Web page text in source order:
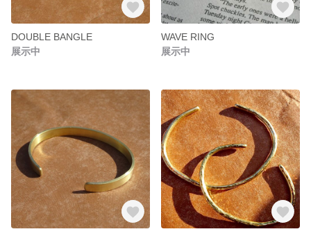
DOUBLE BANGLE
展示中
WAVE RING
展示中